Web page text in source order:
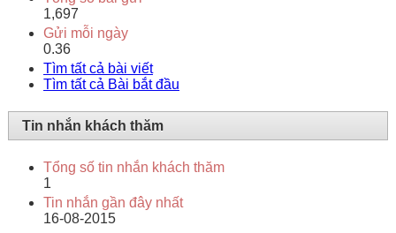
1,697
Gửi mỗi ngày
0.36
Tìm tất cả bài viết
Tìm tất cả Bài bắt đầu
Tin nhắn khách thăm
Tổng số tin nhắn khách thăm
1
Tin nhắn gần đây nhất
16-08-2015